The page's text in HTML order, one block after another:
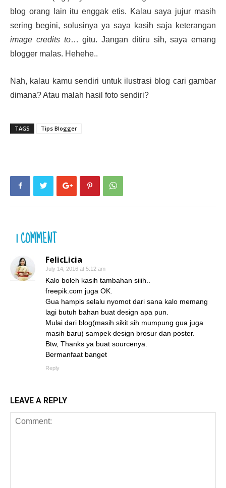
blog orang lain itu enggak etis. Kalau saya jujur masih
sering begini, solusinya ya saya kasih saja keterangan
image credits to… gitu. Jangan ditiru sih, saya emang
blogger malas. Hehehe..
Nah, kalau kamu sendiri untuk ilustrasi blog cari gambar
dimana? Atau malah hasil foto sendiri?
TAGS Tips Blogger
1 COMMENT
FelicLicia
July 14, 2016 at 5:12 am
Kalo boleh kasih tambahan siiih..
freepik.com juga OK.
Gua hampis selalu nyomot dari sana kalo memang
lagi butuh bahan buat design apa pun.
Mulai dari blog(masih sikit sih mumpung gua juga
masih baru) sampek design brosur dan poster.
Btw, Thanks ya buat sourcenya.
Bermanfaat banget
Reply
LEAVE A REPLY